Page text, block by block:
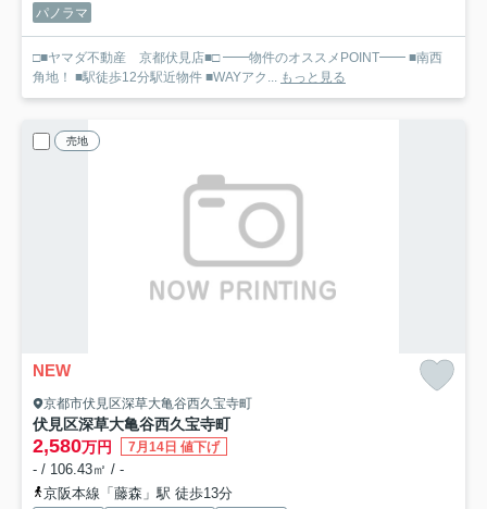
パノラマ
□■ヤマダ不動産 京都伏見店■□ ━━物件のオススメPOINT━━ ■南西
角地！ ■駅徒歩12分駅近物件 ■WAYアク... もっと見る
売地
NEW
京都市伏見区深草大亀谷西久宝寺町
伏見区深草大亀谷西久宝寺町
2,580万円 7月14日 値下げ
- / 106.43㎡ / -
京阪本線「藤森」駅 徒歩13分